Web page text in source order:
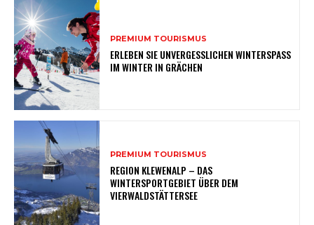
PREMIUM TOURISMUS
ERLEBEN SIE UNVERGESSLICHEN WINTERSPASS
IM WINTER IN GRÄCHEN
PREMIUM TOURISMUS
REGION KLEWENALP – DAS
WINTERSPORTGEBIET ÜBER DEM
VIERWALDSTÄTTERSEE